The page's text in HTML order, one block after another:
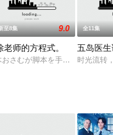
著孩子，在裁員候補名單上
至8集 9.0
老师的方程式。
おさむが脚本を手がけた本作の
全11集
五岛医
时光流转